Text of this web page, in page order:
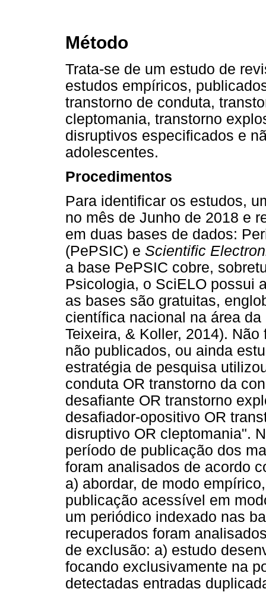
Método
Trata-se de um estudo de
estudos empíricos,
transtorno de conduta,
cleptomania, transtorno
disruptivos especificados e
adolescentes.
Procedimentos
Para identificar os estudos,
no mês de Junho de 2018 e
em duas bases de dados:
(PePSIC) e Scientific
a base PePSIC cobre,
Psicologia, o SciELO possui
as bases são gratuitas,
científica nacional na área
Teixeira, & Koller, 2014).
não publicados, ou ainda
estratégia de pesquisa
conduta OR transtorno da
desafiante OR transtorno
desafiador-opositivo OR
disruptivo OR cleptomania".
período de publicação dos
foram analisados de acordo
a) abordar, de modo
publicação acessível em
um periódico indexado nas
recuperados foram
de exclusão: a) estudo
focando exclusivamente na
detectadas entradas